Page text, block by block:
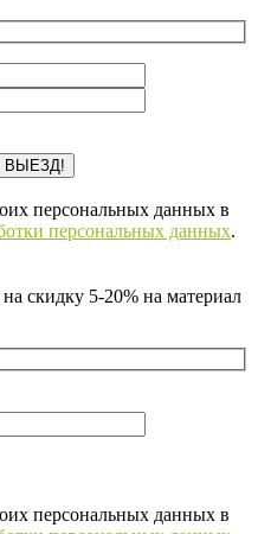
персональных данных в
персональных данных.
скидку 5-20% на материал
персональных данных в